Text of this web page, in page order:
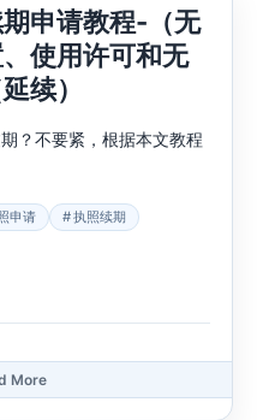
申请教程-（无
使用许可和无
续）
？不要紧，根据本文教程
申请
执照续期
More